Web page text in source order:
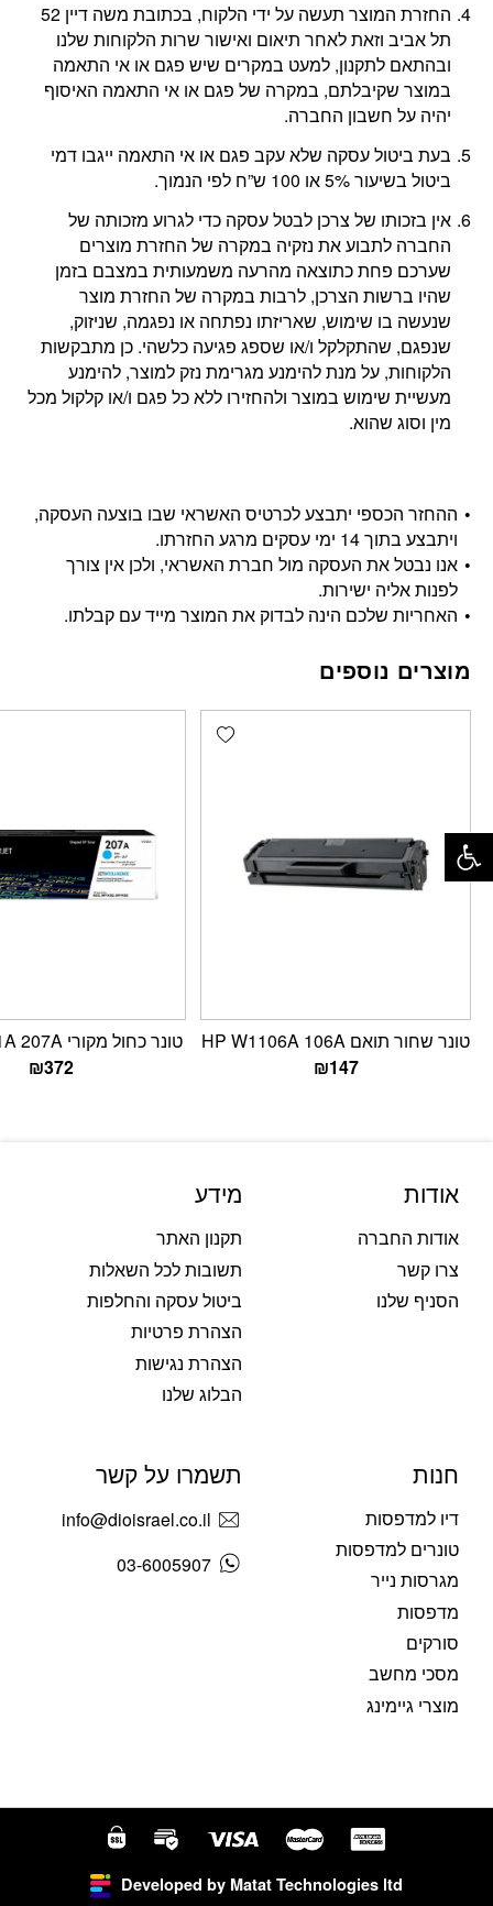
החזרת המוצר תעשה על ידי הלקוח, בכתובת משה דיין 52
תל אביב וזאת לאחר תיאום ואישור שרות הלקוחות שלנו
ובהתאם לתקנון, למעט במקרים שיש פגם או אי התאמה
במוצר שקיבלתם, במקרה של פגם או אי התאמה האיסוף
יהיה על חשבון החברה.
בעת ביטול עסקה שלא עקב פגם או אי התאמה ייגבו דמי
ביטול בשיעור 5% או 100 ש”ח לפי הנמוך.
אין בזכותו של צרכן לבטל עסקה כדי לגרוע מזכותה של
החברה לתבוע את נזקיה במקרה של החזרת מוצרים
שערכם פחת כתוצאה מהרעה משמעותית במצבם בזמן
שהיו ברשות הצרכן, לרבות במקרה של החזרת מוצר
שנעשה בו שימוש, שאריזתו נפתחה או נפגמה, שניזוק,
שנפגם, שהתקלקל ו/או שספג פגיעה כלשהי. כן מתבקשות
הלקוחות, על מנת להימנע מגרימת נזק למוצר, להימנע
מעשיית שימוש במוצר ולהחזירו ללא כל פגם ו/או קלקול מכל
מין וסוג שהוא.
ההחזר הכספי יתבצע לכרטיס האשראי שבו בוצעה העסקה,
ויתבצע בתוך 14 ימי עסקים מרגע החזרתו.
אנו נבטל את העסקה מול חברת האשראי, ולכן אין צורך
לפנות אליה ישירות.
האחריות שלכם הינה לבדוק את המוצר מייד עם קבלתו.
מוצרים נוספים
Add wishlist
טונר שחור תואם HP W1106A 106A
₪147
טונר כחול מקורי HP W2211A 207A
₪372
אודות
אודות החברה
צרו קשר
הסניף שלנו
מידע
תקנון האתר
תשובות לכל השאלות
ביטול עסקה והחלפות
הצהרת פרטיות
הצהרת נגישות
הבלוג שלנו
חנות
דיו למדפסות
טונרים למדפסות
מגרסות נייר
מדפסות
סורקים
מסכי מחשב
מוצרי גיימינג
תשמרו על קשר
info@dioisrael.co.il
03-6005907
Developed by Matat Technologies ltd
פתח סרגל נגישות